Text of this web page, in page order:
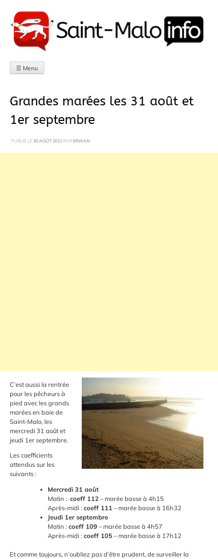
au
contenu
☰ Menu
Grandes marées les 31 août et
1er septembre
PUBLIÉ LE30 AOÛT 2011 PARERWAN
C’est aussi la rentrée
pour les pêcheurs à
pied avec les grands
marées en baie de
Saint-Malo, les
mercredi 31 août et
jeudi 1er septembre.
Les coefficients
attendus sur les
suivants :
Mercredi 31 août
Matin :coeff 112 – marée basse à 4h15
Après-midi :coeff 111 – marée basse à 16h32
Jeudi 1er septembre
Matin :coeff 109 – marée basse à 4h57
Après-midi :coeff 105– marée basse à 17h12
Et comme toujours, n’oubliez pas d’être prudent, de surveiller la